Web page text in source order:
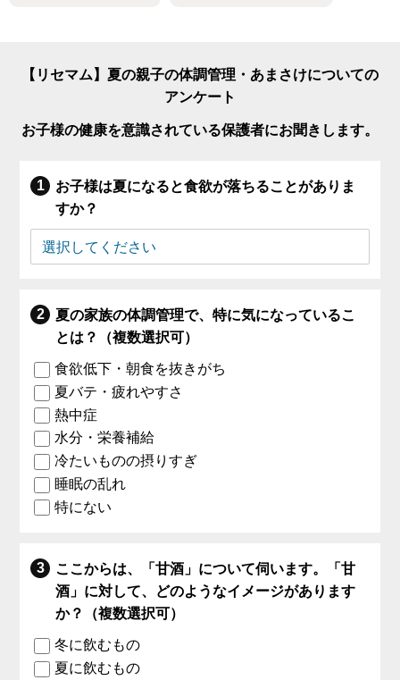
【リセマム】夏の親子の体調管理・あまさけについての
アンケート
お子様の健康を意識されている保護者にお聞きします。
お子様は夏になると食欲が落ちることがありま
すか？
夏の家族の体調管理で、特に気になっているこ
とは？（複数選択可）
食欲低下・朝食を抜きがち
夏バテ・疲れやすさ
熱中症
水分・栄養補給
冷たいものの摂りすぎ
睡眠の乱れ
特にない
ここからは、「甘酒」について伺います。「甘
酒」に対して、どのようなイメージがあります
か？（複数選択可）
冬に飲むもの
夏に飲むもの